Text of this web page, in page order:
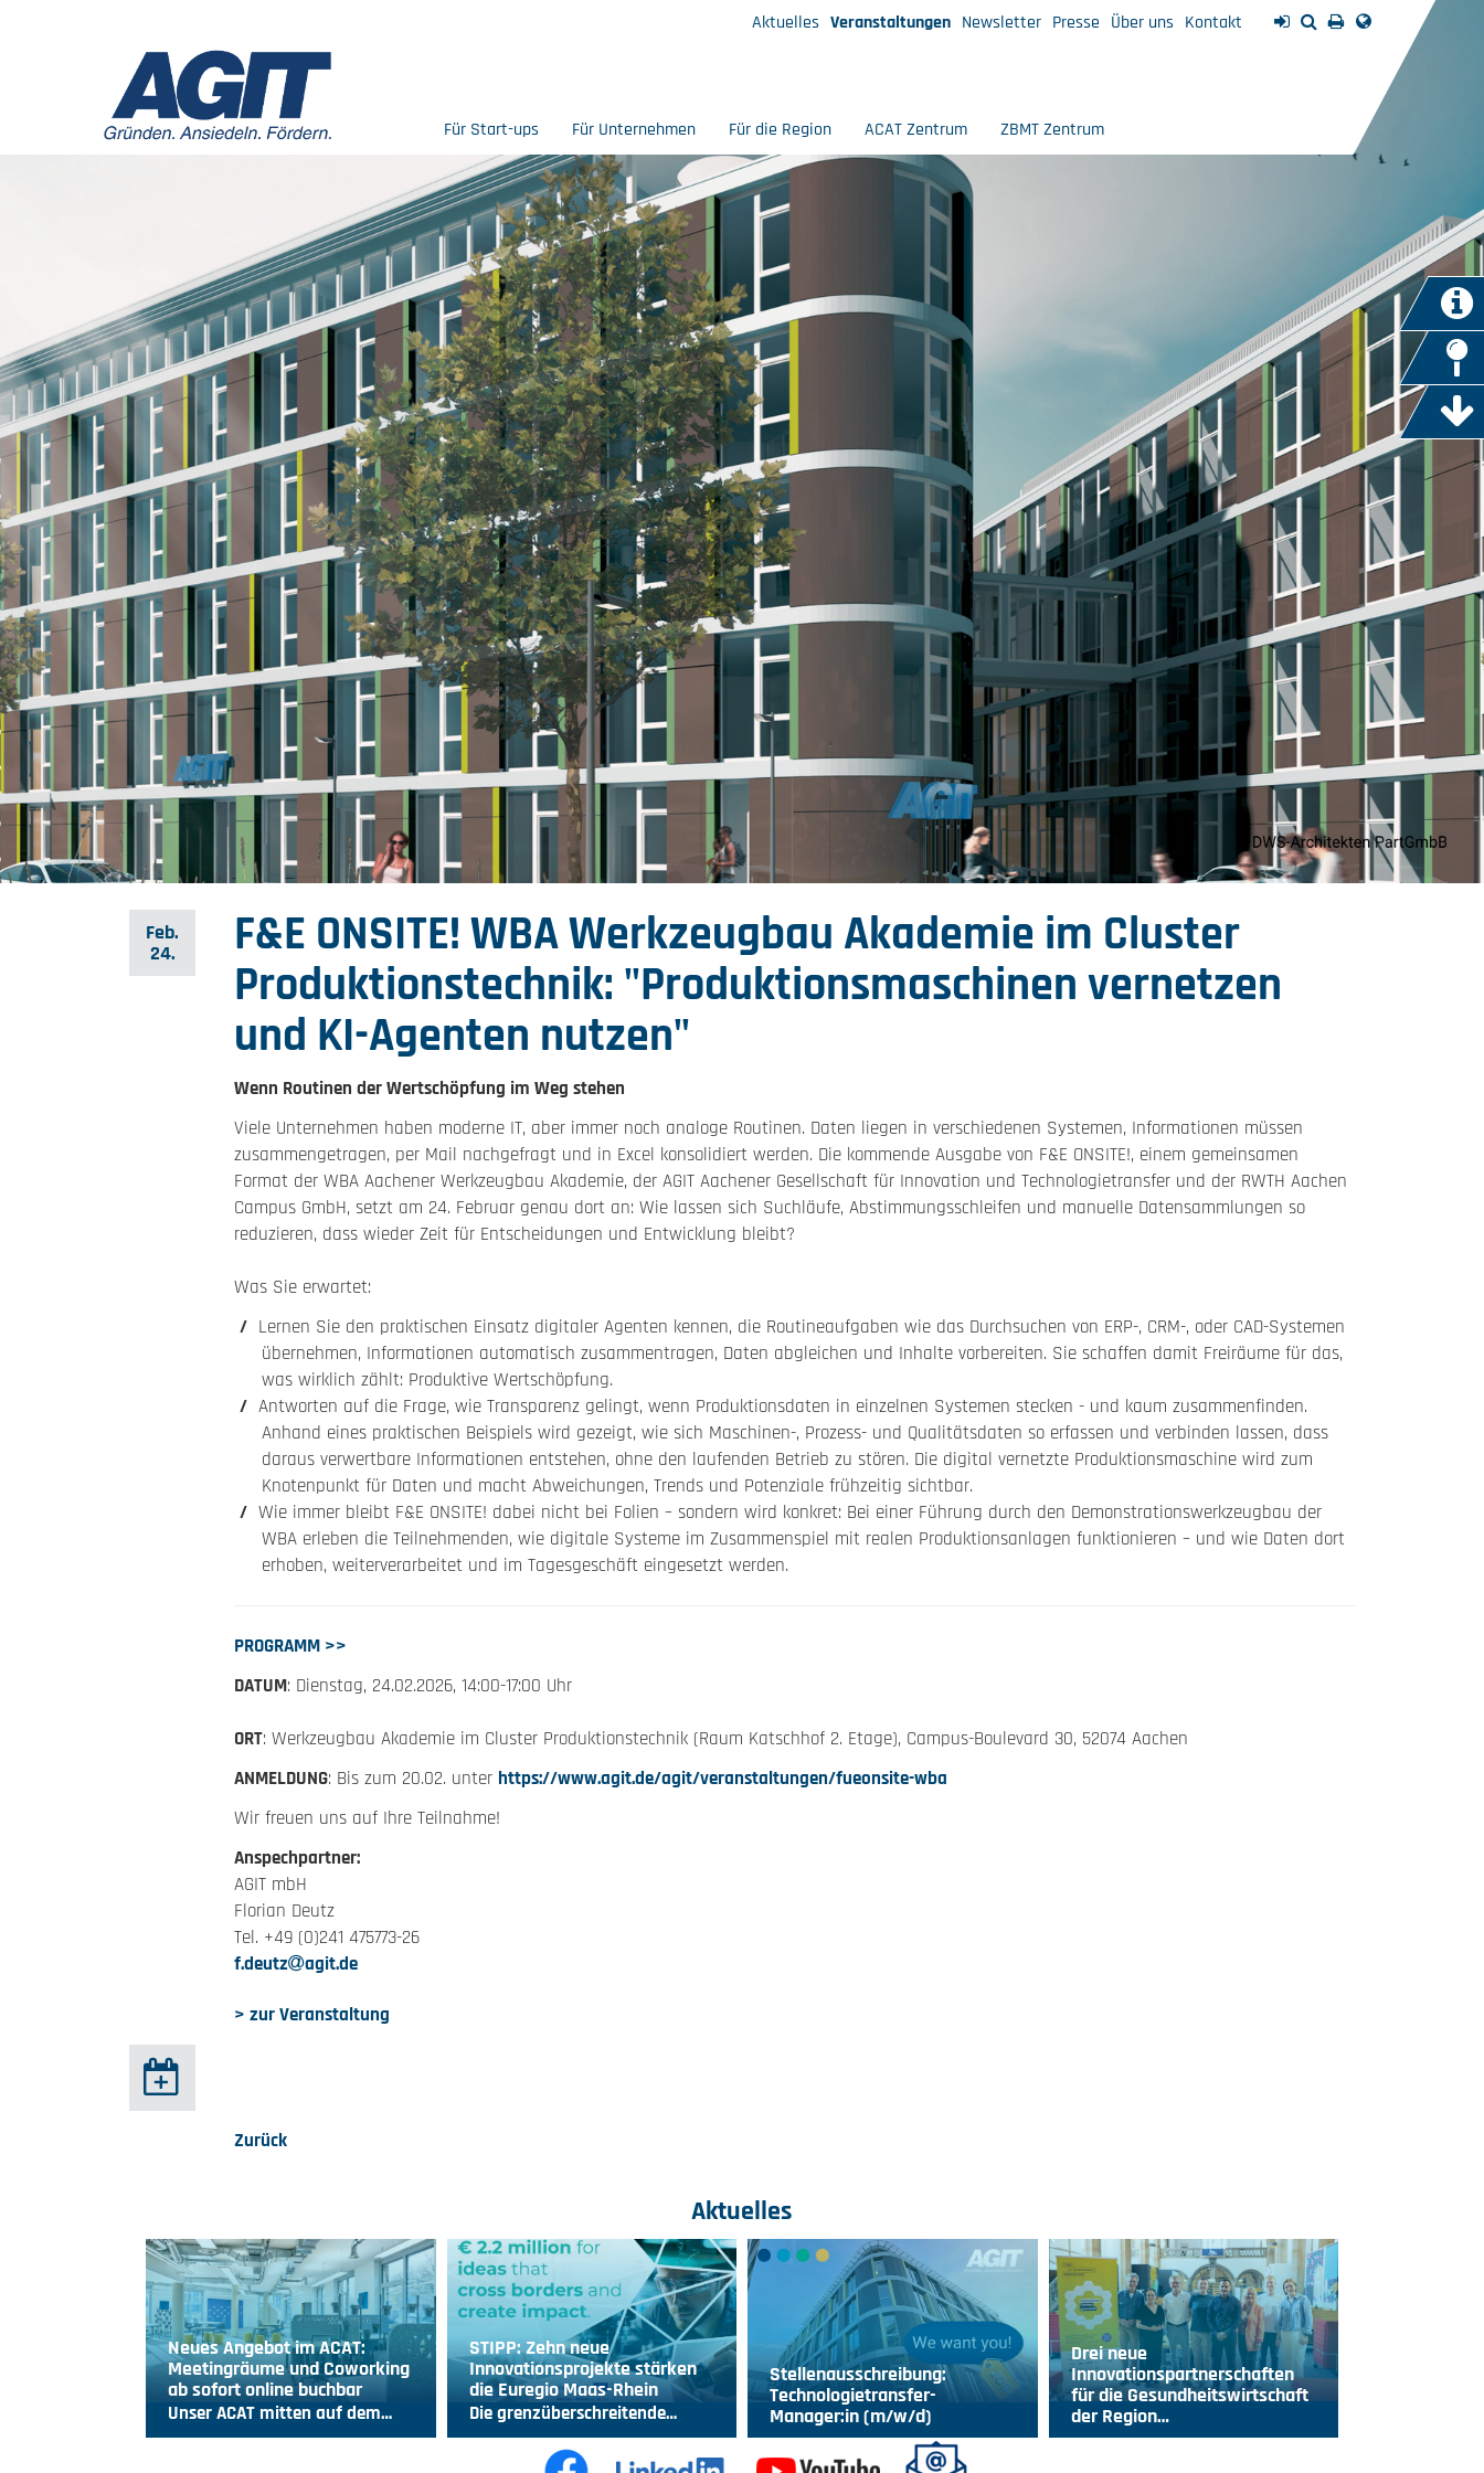
Aktuelles Veranstaltungen Newsletter Presse Über uns Kontakt
Für Start-ups Für Unternehmen Für die Region ACAT Zentrum ZBMT Zentrum
Feb.
24.
F&E ONSITE! WBA Werkzeugbau Akademie im Cluster
Produktionstechnik: "Produktionsmaschinen vernetzen
und KI-Agenten nutzen"
Wenn Routinen der Wertschöpfung im Weg stehen
Viele Unternehmen haben moderne IT, aber immer noch analoge Routinen. Daten liegen in verschiedenen Systemen, Informationen müssen
zusammengetragen, per Mail nachgefragt und in Excel konsolidiert werden. Die kommende Ausgabe von F&E ONSITE!, einem gemeinsamen
Format der WBA Aachener Werkzeugbau Akademie, der AGIT Aachener Gesellschaft für Innovation und Technologietransfer und der RWTH Aachen
Campus GmbH, setzt am 24. Februar genau dort an: Wie lassen sich Suchläufe, Abstimmungsschleifen und manuelle Datensammlungen so
reduzieren, dass wieder Zeit für Entscheidungen und Entwicklung bleibt?
Was Sie erwartet:
Lernen Sie den praktischen Einsatz digitaler Agenten kennen, die Routineaufgaben wie das Durchsuchen von ERP-, CRM-, oder CAD-Systemen
übernehmen, Informationen automatisch zusammentragen, Daten abgleichen und Inhalte vorbereiten. Sie schaffen damit Freiräume für das,
was wirklich zählt: Produktive Wertschöpfung.
Antworten auf die Frage, wie Transparenz gelingt, wenn Produktionsdaten in einzelnen Systemen stecken - und kaum zusammenfinden.
Anhand eines praktischen Beispiels wird gezeigt, wie sich Maschinen-, Prozess- und Qualitätsdaten so erfassen und verbinden lassen, dass
daraus verwertbare Informationen entstehen, ohne den laufenden Betrieb zu stören. Die digital vernetzte Produktionsmaschine wird zum
Knotenpunkt für Daten und macht Abweichungen, Trends und Potenziale frühzeitig sichtbar.
Wie immer bleibt F&E ONSITE! dabei nicht bei Folien – sondern wird konkret: Bei einer Führung durch den Demonstrationswerkzeugbau der
WBA erleben die Teilnehmenden, wie digitale Systeme im Zusammenspiel mit realen Produktionsanlagen funktionieren – und wie Daten dort
erhoben, weiterverarbeitet und im Tagesgeschäft eingesetzt werden.
PROGRAMM >>
DATUM: Dienstag, 24.02.2026, 14:00-17:00 Uhr
ORT: Werkzeugbau Akademie im Cluster Produktionstechnik (Raum Katschhof 2. Etage), Campus-Boulevard 30, 52074 Aachen
ANMELDUNG: Bis zum 20.02. unter https://www.agit.de/agit/veranstaltungen/fueonsite-wba
Wir freuen uns auf Ihre Teilnahme!
Anspechpartner:
AGIT mbH
Florian Deutz
Tel. +49 (0)241 475773-26
f.deutz
agit.de
> zur Veranstaltung
Zurück
Aktuelles
Neues Angebot im ACAT:
Meetingräume und Coworking
ab sofort online buchbar
Unser ACAT mitten auf dem…
STIPP: Zehn neue
Innovationsprojekte stärken
die Euregio Maas-Rhein
Die grenzüberschreitende…
Stellenausschreibung:
Technologietransfer-
Manager:in (m/w/d)
Drei neue
Innovationspartnerschaften
für die Gesundheitswirtschaft
der Region…